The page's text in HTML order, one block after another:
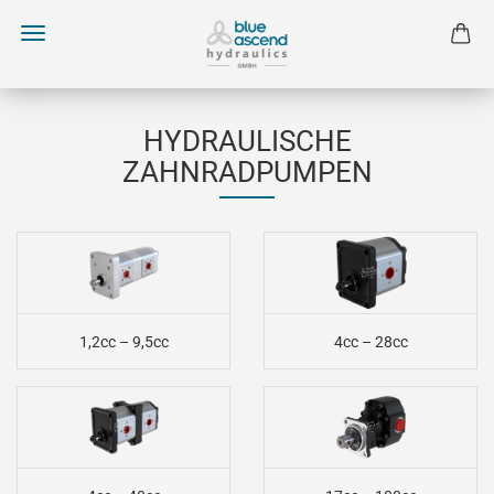
HYDRAULISCHE
ZAHNRADPUMPEN
1,2cc – 9,5cc 4cc – 28cc